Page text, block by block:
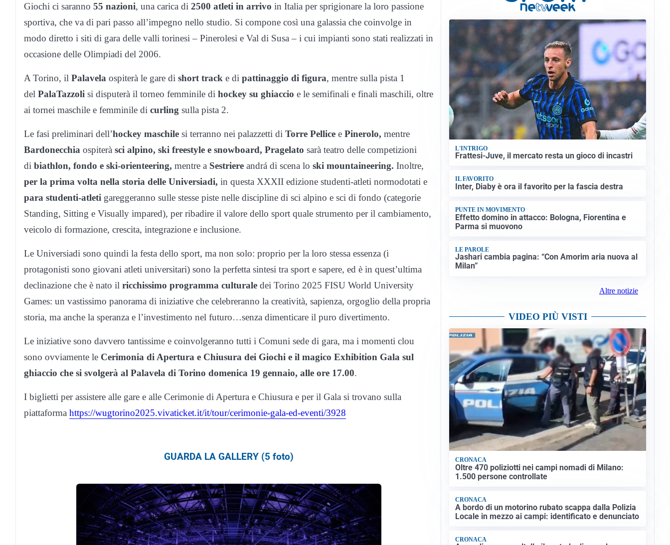
Giochi ci saranno 55 nazioni, una carica di 2500 atleti in arrivo in Italia per sprigionare la loro passione
sportiva, che va di pari passo all’impegno nello studio. Si compone così una galassia che coinvolge in
modo diretto i siti di gara delle valli torinesi – Pinerolesi e Val di Susa – i cui impianti sono stati realizzati in
occasione delle Olimpiadi del 2006.
A Torino, il Palavela ospiterà le gare di short track e di pattinaggio di figura, mentre sulla pista 1
del PalaTazzoli si disputerà il torneo femminile di hockey su ghiaccio e le semifinali e finali maschili, oltre
ai tornei maschile e femminile di curling sulla pista 2.
Le fasi preliminari dell’hockey maschile si terranno nei palazzetti di Torre Pellice e Pinerolo, mentre
Bardonecchia ospiterà sci alpino, ski freestyle e snowboard, Pragelato sarà teatro delle competizioni
di biathlon, fondo e ski-orienteering, mentre a Sestriere andrá di scena lo ski mountaineering. Inoltre,
per la prima volta nella storia delle Universiadi, in questa XXXII edizione studenti-atleti normodotati e
para studenti-atleti gareggeranno sulle stesse piste nelle discipline di sci alpino e sci di fondo (categorie
Standing, Sitting e Visually impared), per ribadire il valore dello sport quale strumento per il cambiamento,
veicolo di formazione, crescita, integrazione e inclusione.
Le Universiadi sono quindi la festa dello sport, ma non solo: proprio per la loro stessa essenza (i
protagonisti sono giovani atleti universitari) sono la perfetta sintesi tra sport e sapere, ed è in quest’ultima
declinazione che è nato il ricchissimo programma culturale dei Torino 2025 FISU World University
Games: un vastissimo panorama di iniziative che celebreranno la creatività, sapienza, orgoglio della propria
storia, ma anche la speranza e l’investimento nel futuro…senza dimenticare il puro divertimento.
Le iniziative sono davvero tantissime e coinvolgeranno tutti i Comuni sede di gara, ma i momenti clou
sono ovviamente le Cerimonia di Apertura e Chiusura dei Giochi e il magico Exhibition Gala sul
ghiaccio che si svolgerà al Palavela di Torino domenica 19 gennaio, alle ore 17.00.
I biglietti per assistere alle gare e alle Cerimonie di Apertura e Chiusura e per il Gala si trovano sulla
piattaforma https://wugtorino2025.vivaticket.it/it/tour/cerimonie-gala-ed-eventi/3928
GUARDA LA GALLERY (5 foto)
L'INTRIGO
Frattesi-Juve, il mercato resta un gioco di incastri
IL FAVORITO
Inter, Diaby è ora il favorito per la fascia destra
PUNTE IN MOVIMENTO
Effetto domino in attacco: Bologna, Fiorentina e
Parma si muovono
LE PAROLE
Jashari cambia pagina: “Con Amorim aria nuova al
Milan”
Altre notizie
VIDEO PIÙ VISTI
CRONACA
Oltre 470 poliziotti nei campi nomadi di Milano:
1.500 persone controllate
CRONACA
A bordo di un motorino rubato scappa dalla Polizia
Locale in mezzo ai campi: identificato e denunciato
CRONACA